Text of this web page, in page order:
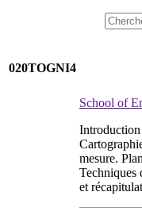
020TOGNI4
School of
Introduction
mesure.
Techniques
et